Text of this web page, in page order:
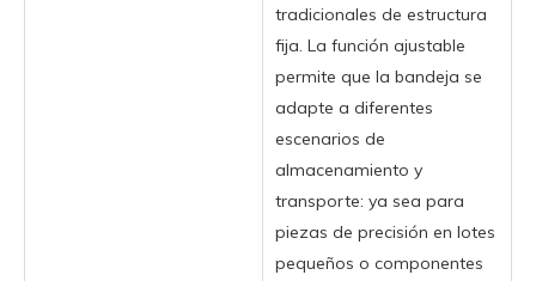
tradicionales de estructura
fija. La función ajustable
permite que la bandeja se
adapte a diferentes
escenarios de
almacenamiento y
transporte: ya sea para
piezas de precisión en lotes
pequeños o componentes